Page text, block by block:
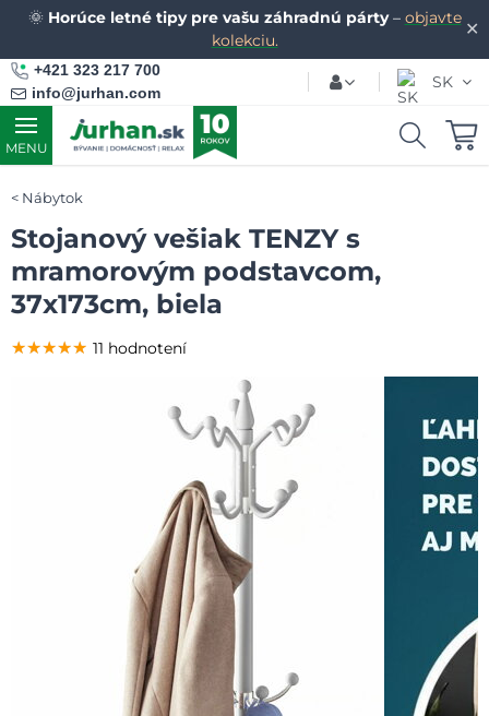
✕
🌞 Horúce letné tipy pre vašu záhradnú párty– objavte
kolekciu.
+421 323 217 700
info@jurhan.com
SK
MENU
Nábytok
Stojanový vešiak TENZY s
mramorovým podstavcom,
37x173cm, biela
★★★★★
★★★★★
★★★★★ 11 hodnotení